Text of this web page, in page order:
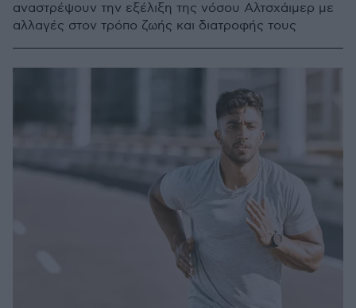
αναστρέψουν την εξέλιξη της νόσου Αλτσχάιμερ με
αλλαγές στον τρόπο ζωής και διατροφής τους